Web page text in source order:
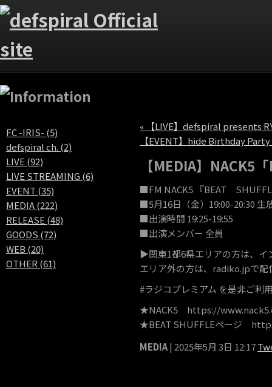
FC -IRIS- (5)
defspiral ch. (2)
LIVE (92)
LIVE STREAMING (6)
EVENT (35)
MEDIA (222)
RELEASE (48)
GOODS (72)
WEB (20)
OTHER (61)
« 【LIVE】defspiral presents
【EVENT】hide Birthday
【MEDIA】NACK5
■FM NACK5 『BEAT
■5月16日（金）19:00-20:30 生
■出演時間 19:25-19:55
■出演メンバー 全員
▶︎関東1都6県エリアの方は、イ
エリア外の方は、radiko.jpで配
#ラジコプレミアム を是非ご利
★NACK5 https://
★BEAT SHUFFLEページ
MEDIA| 2025年5月 3日 12:17